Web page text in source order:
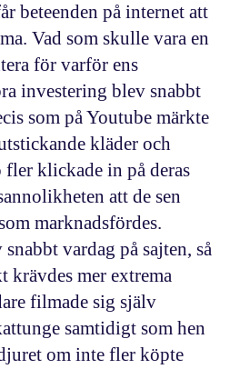
beteenden på internet att
Vad som skulle vara en
för varför ens
investering blev snabbt
som på Youtube märkte
kläder och
fler klickade in på deras
att de sen
marknadsfördes.
vardag på sajten, så
krävdes mer extrema
filmade sig själv
samtidigt som hen
om inte fler köpte